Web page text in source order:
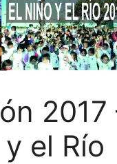
2017
el Río